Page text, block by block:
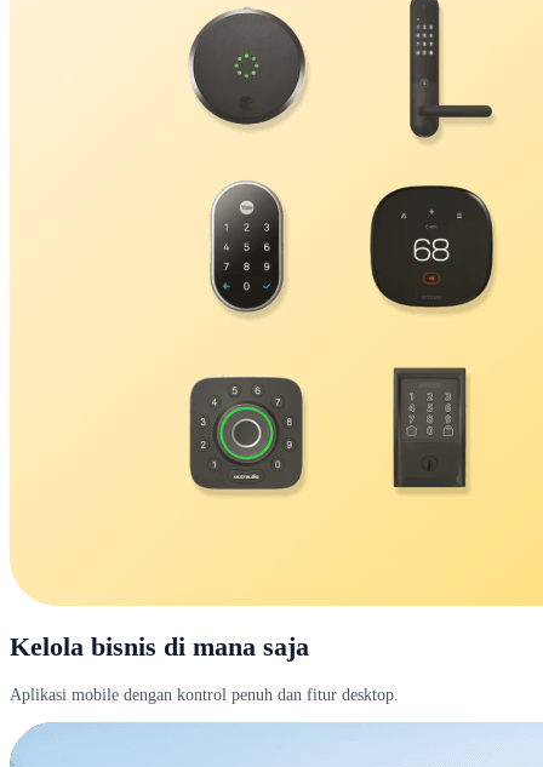
Kelola bisnis di mana saja
Aplikasi mobile dengan kontrol penuh dan fitur desktop.